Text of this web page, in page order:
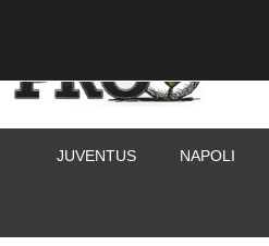
JUVENTUS NAPOLI